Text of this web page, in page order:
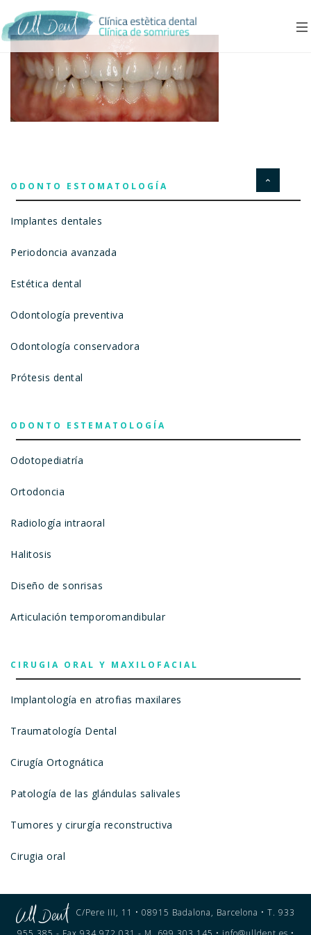
ODONTO ESTOMATOLOGÍA
Implantes dentales
Periodoncia avanzada
Estética dental
Odontología preventiva
Odontología conservadora
Prótesis dental
ODONTO ESTEMATOLOGÍA
Odotopediatría
Ortodoncia
Radiología intraoral
Halitosis
Diseño de sonrisas
Articulación temporomandibular
CIRUGIA ORAL Y MAXILOFACIAL
Implantología en atrofias maxilares
Traumatología Dental
Cirugía Ortognática
Patología de las glándulas salivales
Tumores y cirurgía reconstructiva
Cirugia oral
C/Pere III, 11 • 08915 Badalona, Barcelona • T. 933